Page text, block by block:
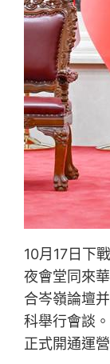
10月17日下
夜會堂同來
合岑嶺論壇
科舉行會談
正式開通運